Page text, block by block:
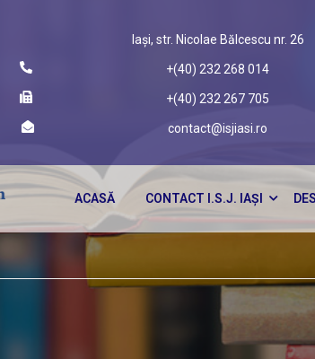
Iași, str. Nicolae Bălcescu nr. 26
+(40) 232 268 014
+(40) 232 267 705
contact@isjiasi.ro
ACASĂ CONTACT I.S.J. IAȘI